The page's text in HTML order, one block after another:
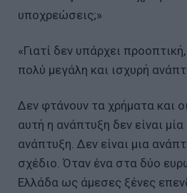
υποχρεώσεις;»
«Γιατί δεν υπάρχει
πολύ μεγάλη και ισχυρή
Δεν φτάνουν τα χρήματα και
αυτή η ανάπτυξη δεν είναι
ανάπτυξη. Δεν είναι μια
σχέδιο. Όταν ένα στα δύο
Ελλάδα ως άμεσες ξένες